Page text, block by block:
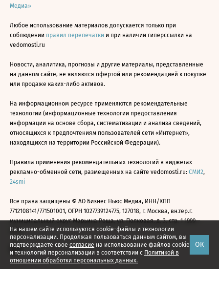
На нашем сайте используются cookie-файлы и технологии
персонализации. Продолжая пользоваться данным сайтом, вы
подтверждаете свое согласие на использование файлов cookie
и технологий персонализации в соответствии с Политикой в
отношении обработки персональных данных.
ОК
Медиа»
Любое использование материалов допускается только при
соблюдении правил перепечатки и при наличии гиперссылки на
vedomosti.ru
Новости, аналитика, прогнозы и другие материалы, представленные
на данном сайте, не являются офертой или рекомендацией к покупке
или продаже каких-либо активов.
На информационном ресурсе применяются рекомендательные
технологии (информационные технологии предоставления
информации на основе сбора, систематизации и анализа сведений,
относящихся к предпочтениям пользователей сети «Интернет»,
находящихся на территории Российской Федерации).
Правила применения рекомендательных технологий в виджетах
рекламно-обменной сети, размещенных на сайте vedomosti.ru: СМИ2,
24smi
Все права защищены © АО Бизнес Ньюс Медиа, ИНН/КПП
7712108141/771501001, ОГРН 1027739124775, 127018, г. Москва, вн.тер.г.
муниципальный округ Марьина Роща, ул. Полковая, д. 3, стр. 1 1999—
2026